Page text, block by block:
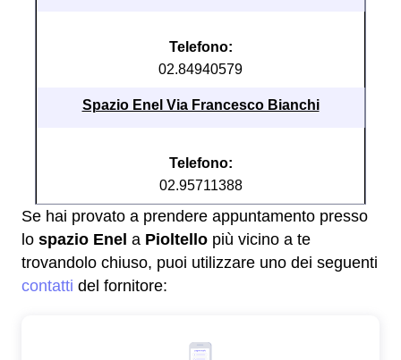
Telefono:
02.84940579
Spazio Enel Via Francesco Bianchi
Telefono:
02.95711388
Se hai provato a prendere appuntamento presso
lo spazio Enel a Pioltello più vicino a te
trovandolo chiuso, puoi utilizzare uno dei seguenti
contatti del fornitore: